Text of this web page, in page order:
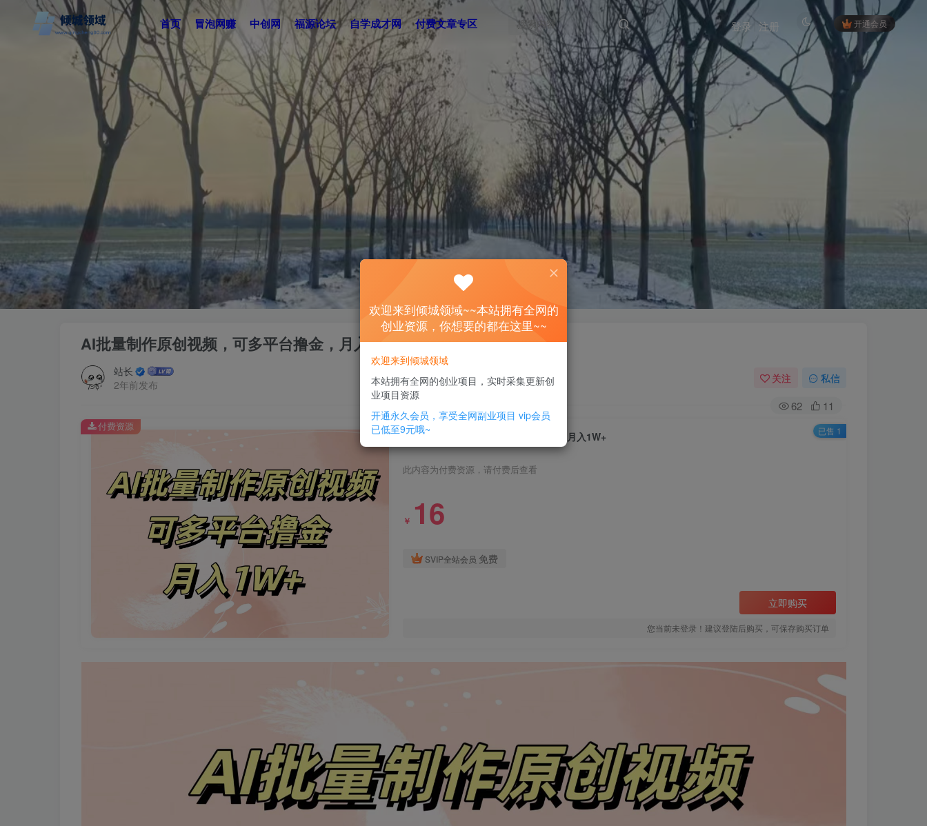
首页 冒泡网赚 中创网 福源论坛 自学成才网 付费文章专区 开通会员
登录 注册
AI批量制作原创视频，可多平台撸金，月入1W+
站长
2年前发布
关注 私信
62 11
AI批量制作原创视频，可多平台撸金，月入1W+
此内容为付费资源，请付费后查看
￥ 16
SVIP全站会员 免费
立即购买
您当前未登录！建议登陆后购买，可保存购买订单
付费资源 已售 1
欢迎来到倾城领域~~本站拥有全网的
创业资源，你想要的都在这里~~
欢迎来到倾城领域
本站拥有全网的创业项目，实时采集更新创
业项目资源
开通永久会员，享受全网副业项目 vip会员
已低至9元哦~